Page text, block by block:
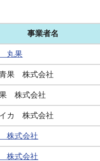
事業者名
丸果
果 株式会社
株式会社
カ 株式会社
株式会社
株式会社